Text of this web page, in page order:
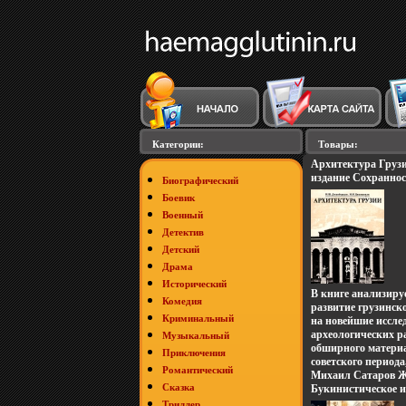
Категории:
Биографический
Боевик
Военный
Детектив
Детский
Драма
Исторический
Комедия
Криминальный
Музыкальный
Приключения
Романтический
Сказка
Товары:
Архитектура
издание
Издательство:
Суперобложка,
Формат: 70x90/16
9471x.
В книге
развитие
на новейшие
археологических
обширного
советского
бшъюмпопытка
рамки истории
Даются
Михаил Сатаров
Букинистическое
Корпорация 2000,